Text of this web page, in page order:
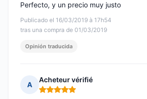
Publicado el 16/03/2019 à 17h54
tras una compra de 01/03/2019
Perfecto, y un precio muy justo
Opinión traducida
A
Acheteur vérifié
Nota: 5 de 5